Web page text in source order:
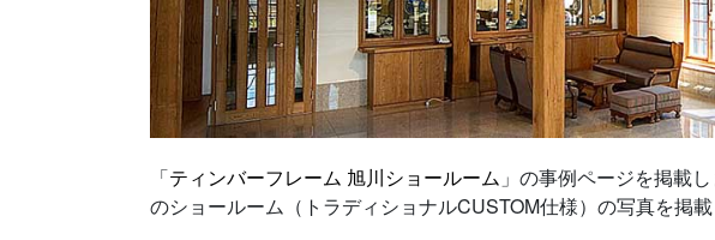
「ティンバーフレーム 旭川ショールーム 」の事例ページを掲載
のショールーム（トラディショナルCUSTOM仕様）の写真を掲載